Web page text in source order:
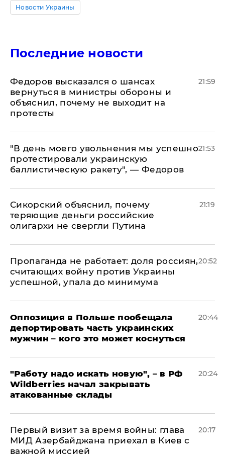
Новости Украины
Последние новости
Федоров высказался о шансах
вернуться в министры обороны и
объяснил, почему не выходит на
протесты
21:59
​"В день моего увольнения мы успешно
протестировали украинскую
баллистическую ракету", — Федоров
21:53
Сикорский объяснил, почему
теряющие деньги российские
олигархи не свергли Путина
21:19
​Пропаганда не работает: доля россиян,
считающих войну против Украины
успешной, упала до минимума
20:52
Оппозиция в Польше пообещала
депортировать часть украинских
мужчин – кого это может коснуться
20:44
"Работу надо искать новую", – в РФ
Wildberries начал закрывать
атакованные склады
20:24
Первый визит за время войны: глава
МИД Азербайджана приехал в Киев с
важной миссией
20:17